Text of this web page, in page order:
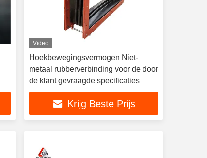
Video
Hoekbewegingsvermogen Niet-
metaal rubberverbinding voor de door
de klant gevraagde specificaties
Krijg Beste Prijs